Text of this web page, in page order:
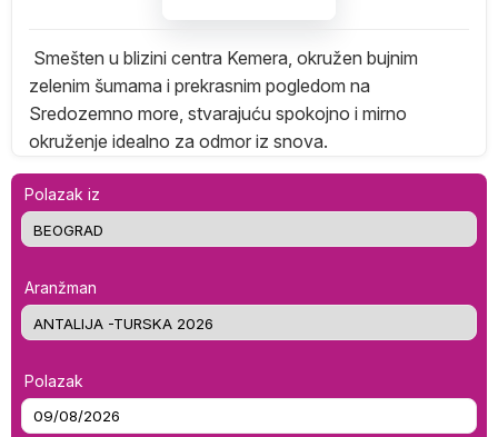
Smešten u blizini centra Kemera, okružen bujnim
zelenim šumama i prekrasnim pogledom na
Sredozemno more, stvarajuću spokojno i mirno
okruženje idealno za odmor iz snova.
Polazak iz
Aranžman
Polazak